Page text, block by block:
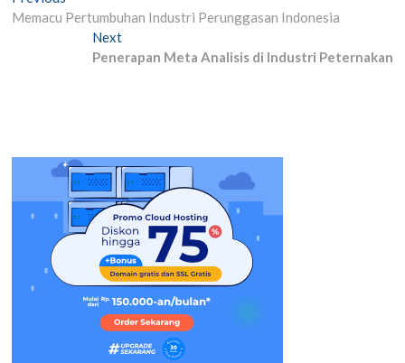
navigation
post:
Memacu Pertumbuhan Industri Perunggasan Indonesia
NextNext
post:
Penerapan Meta Analisis di Industri Peternakan